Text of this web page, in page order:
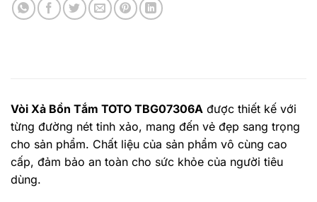
Vòi Xả Bồn Tắm TOTO TBG07306A được thiết kế với
từng đường nét tinh xảo, mang đến vẻ đẹp sang trọng
cho sản phẩm. Chất liệu của sản phẩm vô cùng cao
cấp, đảm bảo an toàn cho sức khỏe của người tiêu
dùng.